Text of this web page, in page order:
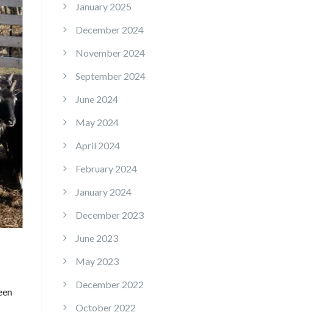
January 2025
December 2024
November 2024
September 2024
June 2024
May 2024
April 2024
February 2024
January 2024
December 2023
June 2023
May 2023
December 2022
October 2022